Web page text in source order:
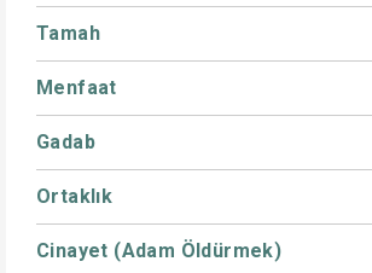
Tamah
Menfaat
Gadab
Ortaklık
Cinayet (Adam Öldürmek)